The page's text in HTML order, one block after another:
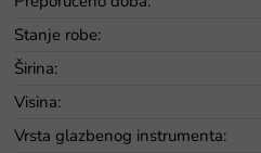
Stanje robe:
Širina:
Visina:
Vrsta glazbenog instrumenta: